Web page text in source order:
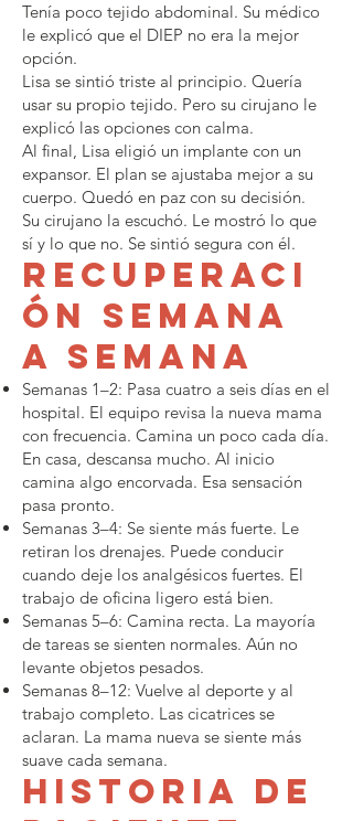
Tenía poco tejido abdominal. Su médico
le explicó que el DIEP no era la mejor
opción.
Lisa se sintió triste al principio. Quería
usar su propio tejido. Pero su cirujano le
explicó las opciones con calma.
Al final, Lisa eligió un implante con un
expansor. El plan se ajustaba mejor a su
cuerpo. Quedó en paz con su decisión.
Su cirujano la escuchó. Le mostró lo que
sí y lo que no. Se sintió segura con él.
Recuperaci
ón semana
a semana
Semanas 1–2: Pasa cuatro a seis días en el
hospital. El equipo revisa la nueva mama
con frecuencia. Camina un poco cada día.
En casa, descansa mucho. Al inicio
camina algo encorvada. Esa sensación
pasa pronto.
Semanas 3–4: Se siente más fuerte. Le
retiran los drenajes. Puede conducir
cuando deje los analgésicos fuertes. El
trabajo de oficina ligero está bien.
Semanas 5–6: Camina recta. La mayoría
de tareas se sienten normales. Aún no
levante objetos pesados.
Semanas 8–12: Vuelve al deporte y al
trabajo completo. Las cicatrices se
aclaran. La mama nueva se siente más
suave cada semana.
Historia de